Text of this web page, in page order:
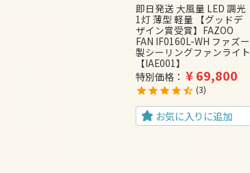
即日発送 大風量 LED 調光
1灯 薄型 軽量 【グッドデ
ザイン賞受賞】FAZOO
FAN IF0160L-WH ファズー
製シーリングファンライト
【IAE001】
特別価格
¥69,800
3
お気に入りに追加